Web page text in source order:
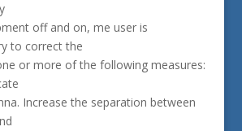
off and on, me user is
to correct the
or more of the following measures:
Increase the separation between